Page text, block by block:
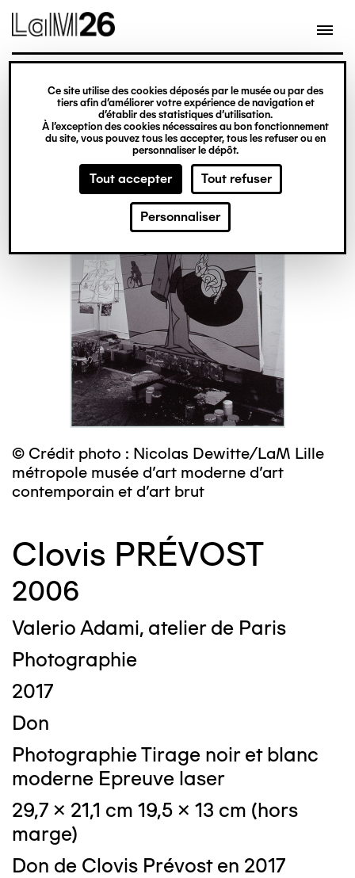
Gestion des cookies
Ce site utilise des cookies déposés par le musée ou par des
tiers afin d’améliorer votre expérience de navigation et
d’établir des statistiques d’utilisation.
À l’exception des cookies nécessaires au bon fonctionnement
du site, vous pouvez tous les accepter, tous les refuser ou en
personnaliser le dépôt.
Tout accepter Tout refuser
Personnaliser
contenu
© Crédit photo : Nicolas Dewitte/LaM Lille
métropole musée d’art moderne d’art
contemporain et d’art brut
Clovis PRÉVOST
2006
Valerio Adami, atelier de Paris
Photographie
2017
Don
Photographie Tirage noir et blanc
moderne Epreuve laser
29,7 x 21,1 cm 19,5 x 13 cm (hors
marge)
Don de Clovis Prévost en 2017